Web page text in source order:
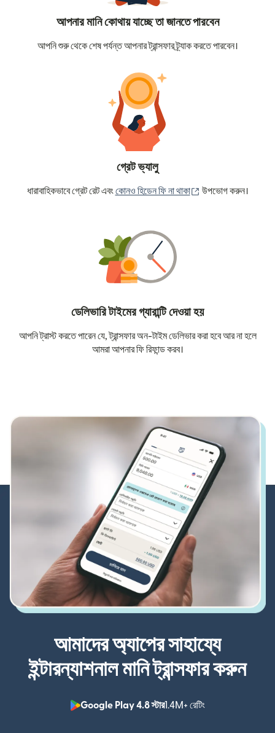
আপনার মানি কোথায় যাচ্ছে তা জানতে পারবেন
আপনি শুরু থেকে শেষ পর্যন্ত আপনার ট্রান্সফার ট্র্যাক করতে পারবেন।
গ্রেট ভ্যালু
ধারাবাহিকভাবে গ্রেট রেট এবংকোনও হিডেন ফি না থাকা (নতুন উইন্ডোতে খুলবে)
উপভোগ করুন।
ডেলিভারি টাইমের গ্যারান্টি দেওয়া হয়
আপনি ট্রাস্ট করতে পারেন যে, ট্রান্সফার অন-টাইম ডেলিভার করা হবে আর না হলে
আমরা আপনার ফি রিফান্ড করব।
আমাদের অ্যাপের সাহায্যে
ইন্টারন্যাশনাল মানি ট্রান্সফার করুন
Google Play 4.8 স্টার1.4M+ রেটিং